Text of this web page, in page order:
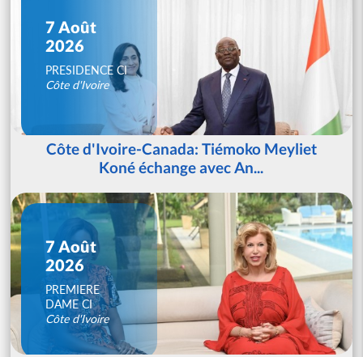
7 Août
2026
PRESIDENCE CI
Côte d'Ivoire
Côte d'Ivoire-Canada: Tiémoko Meyliet
Koné échange avec An...
7 Août
2026
PREMIERE
DAME CI
Côte d'Ivoire